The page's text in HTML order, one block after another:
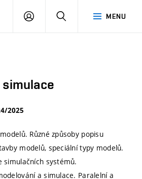
MENU
PŘIHLÁSIT
simulace
2025
Různé způsoby popisu
modelů, speciální typy modelů.
simulačních systémů.
a simulace. Paralelní a